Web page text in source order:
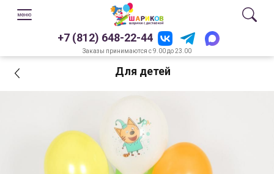
+7 (812) 648-22-44
Заказы принимаются с 9.00 до 23.00
Для детей